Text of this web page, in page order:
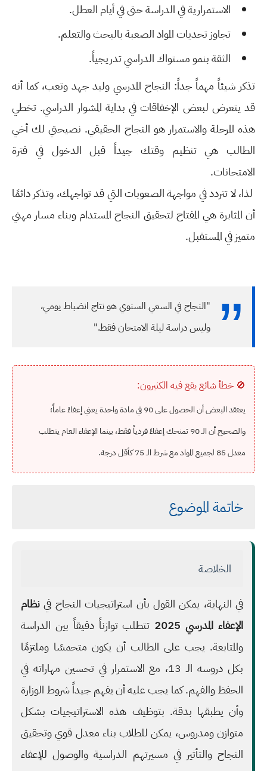
الاستمرارية في الدراسة حتى في أيام العطل.
تجاوز تحديات المواد الصعبة بالبحث والتعلم.
الثقة بنمو مستواك الدراسي تدريجياً.
تذكر شيئاً مهماً جداً: النجاح المدرسي وليد جهد وتعب، كما أنه
قد يتعرض لبعض الإخفاقات في بداية المشوار الدراسي. تخطي
هذه المرحلة والاستمرار هو النجاح الحقيقي. نصيحتي لك أخي
الطالب هي تنظيم وقتك جيداً قبل الدخول في فترة
الامتحانات.
لذا، لا تتردد في مواجهة الصعوبات التي قد تواجهك، وتذكر دائمًا
أن المثابرة هي المفتاح لتحقيق النجاح المستدام وبناء مسار مهني
متميز في المستقبل.
"النجاح في السعي السنوي هو نتاج انضباط يومي،
وليس دراسة ليلة الامتحان فقط."
🚫 خطأ شائع يقع فيه الكثيرون:
يعتقد البعض أن الحصول على 90 في مادة واحدة يعني إعفاءً عاماً؛
والصحيح أن الـ 90 تمنحك إعفاءً فردياً فقط، بينما الإعفاء العام يتطلب
معدل 85 لجميع المواد مع شرط الـ 75 كأقل درجة.
خاتمة الموضوع
الخلاصة
في النهاية، يمكن القول بأن استراتيجيات النجاح في نظام
الإعفاء المدرسي 2025
تتطلب توازناً دقيقاً بين الدراسة
والمتابعة. يجب على الطالب أن يكون متحمسًا وملتزمًا
بكل دروسه الـ 13، مع الاستمرار في تحسين مهاراته في
الحفظ والفهم. كما يجب عليه أن يفهم جيداً شروط الوزارة
وأن يطبقها بدقة. بتوظيف هذه الاستراتيجيات بشكل
متوازن ومدروس، يمكن للطلاب بناء معدل قوي وتحقيق
النجاح والتأثير في مسيرتهم الدراسية والوصول للإعفاء